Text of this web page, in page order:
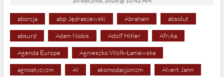
aborcja abp Jędraszewski Abraham absolut
absurd Adam Nobis Adolf Hitler Afryka
Agenda Europe Agnieszko Wołk-Łaniewska
agnostycyzm AI akomodacjonizm Alvert Jann